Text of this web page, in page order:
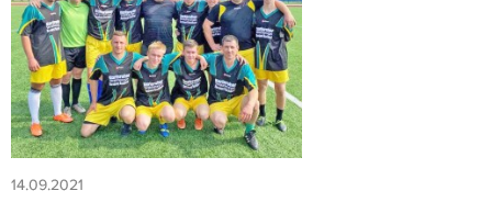
14.09.2021